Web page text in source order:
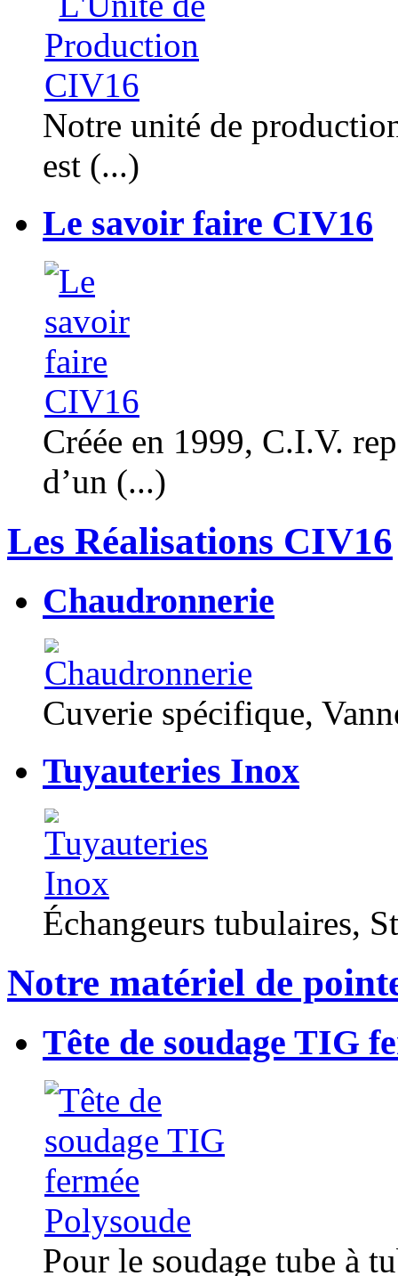
Notre unité de
est (...)
Le savoir faire CIV16
Créée en 1999, C.I.V.
d’un (...)
Les Réalisations CIV16
Chaudronnerie
Cuverie spécifique,
Tuyauteries Inox
Échangeurs tubulaires,
Notre matériel de
Tête de soudage TIG
Pour le soudage tube à